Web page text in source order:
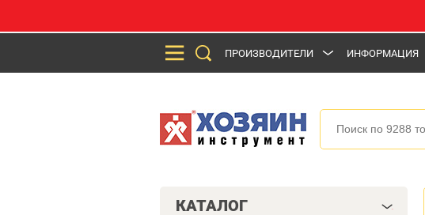
ПРОИЗВОДИТЕЛИ ИНФОРМАЦИЯ
КАТАЛОГ